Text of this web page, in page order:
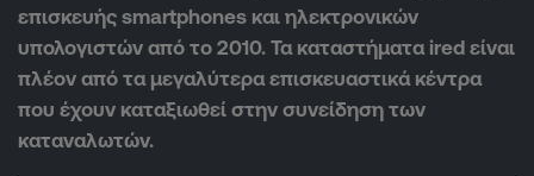
επισκευής smartphones και ηλεκτρονικών
υπολογιστών από το 2010. Τα καταστήματα ired είναι
πλέον από τα μεγαλύτερα επισκευαστικά κέντρα
που έχουν καταξιωθεί στην συνείδηση των
καταναλωτών.